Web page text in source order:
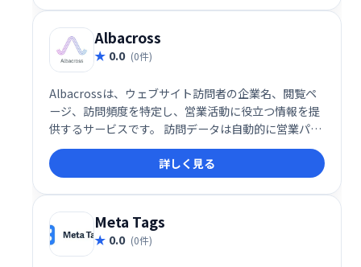
Albacross
0.0 (0件)
Albacrossは、ウェブサイト訪問者の企業名、閲覧ペ
ージ、訪問頻度を特定し、営業活動に役立つ情報を提
供するサービスです。 訪問データは自動的に営業パイ
プラインに追加され、リード獲得の効率化を実現しま
す。 新たな顧客開拓に繋がる、強力な営業支援ツール
です。
詳しく見る
Meta Tags
0.0 (0件)